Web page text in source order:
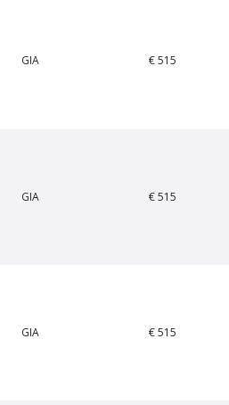
Van Amstel Concertgebouw
GIA € 515
GIA € 515
GIA € 515